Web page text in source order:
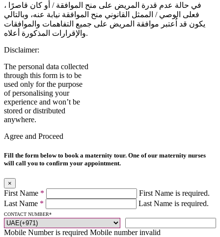
في حالة عدم قدرة المريض على منح الموافقة / أو كان قاصرًا ،
فعلى الوصي / الممثل القانوني منح الموافقة نيابة عنه، وبالتالي
يكون قد اُعتبر موافقة المريض على جميع التفاهمات والموافقات
والإقرارات المذكورة أعلاه.
Disclaimer:
The personal data collected
through this form is to be
used only for the purpose
of personalising your
experience and won’t be
stored or distributed
anywhere.
Agree and Proceed
Fill the form below to book a maternity tour. One of our maternity nurses
will call you to confirm your appointment.
×
First Name *
First Name is required.
Last Name * Last Name is required.
CONTACT NUMBER*
Mobile Number is required Mobile number invalid